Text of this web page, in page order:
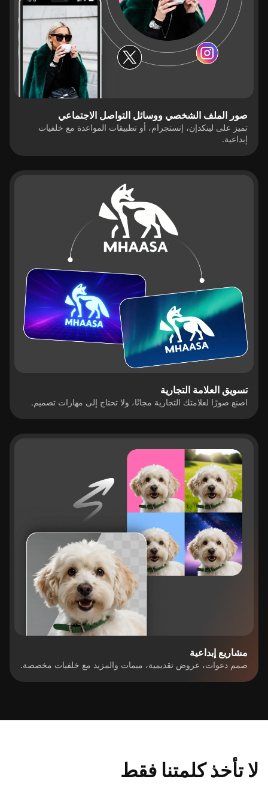
صور الملف الشخصي ووسائل التواصل الاجتماعي
تميز على لينكدإن، إنستجرام، أو تطبيقات المواعدة مع خلفيات
إبداعية.
تسويق العلامة التجارية
اصنع صورًا لعلامتك التجارية مجانًا، ولا تحتاج إلى مهارات تصميم.
مشاريع إبداعية
صمم دعوات، عروض تقديمية، ميمات والمزيد مع خلفيات مخصصة.
لا تأخذ كلمتنا فقط